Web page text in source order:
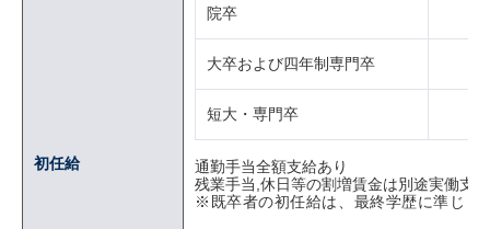
初任給
院卒
大卒および四年制専門卒
短大・専門卒
通勤手当全額支給あり
残業手当,休日等の割増賃金は別途実働支給
※既卒者の初任給は、最終学歴に準じま